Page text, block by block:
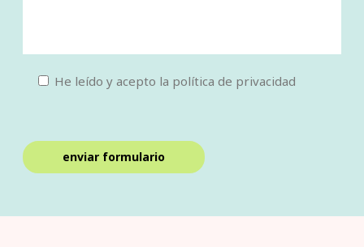
He leído y acepto la política de privacidad